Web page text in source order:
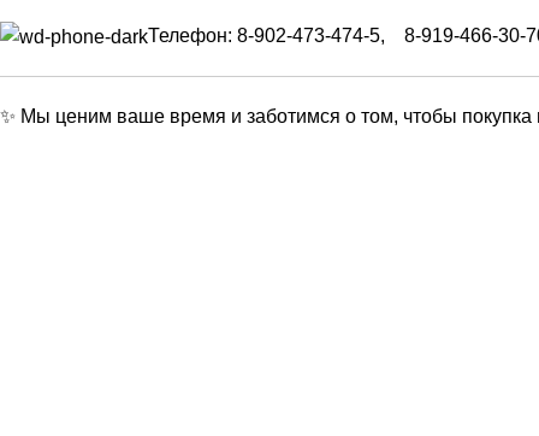
Телефон: 8-902-473-474-5, 8-919-466-30-
✨ Мы ценим ваше время и заботимся о том, чтобы покупка